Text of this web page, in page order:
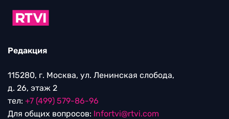
Редакция
115280, г. Москва, ул. Ленинская слобода,
д. 26, этаж 2
тел: +7 (499) 579-86-96
Для общих вопросов: Infortvi@rtvi.com